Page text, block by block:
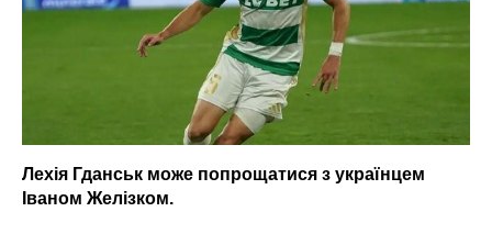
Лехія Гданськ може попрощатися з українцем
Іваном Желізком.